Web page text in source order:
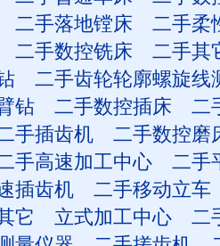
二手落地镗床
二手柔
二手数控铣床
二手其
二手齿轮轮廓螺旋线
钻 二手数控插床
二
手插齿机
二手数控磨
手高速加工中心
二手
插齿机
二手移动立车
它 立式加工中心
二